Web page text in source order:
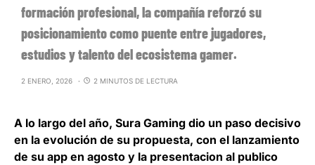
formación profesional, la compañía reforzó su
posicionamiento como puente entre jugadores,
estudios y talento del ecosistema gamer.
2 ENERO, 2026 2 MINUTOS DE LECTURA
A lo largo del año, Sura Gaming dio un paso decisivo
en la evolución de su propuesta, con el lanzamiento
de su app en agosto y la presentacion al publico